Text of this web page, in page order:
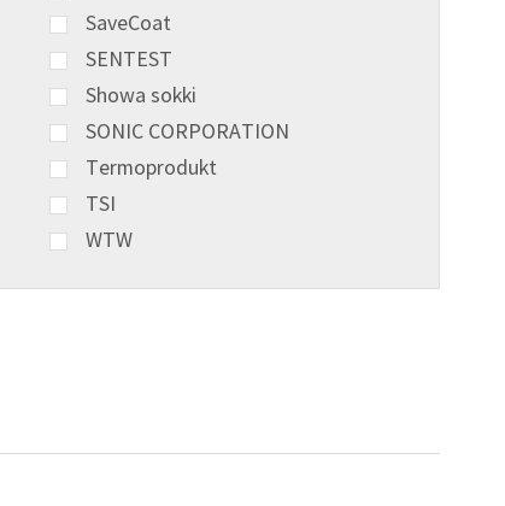
SaveCoat
SENTEST
Showa sokki
SONIC CORPORATION
Termoprodukt
TSI
WTW